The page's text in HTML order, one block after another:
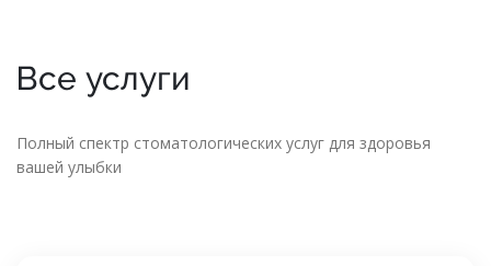
Все услуги
Полный спектр стоматологических услуг для здоровья
вашей улыбки